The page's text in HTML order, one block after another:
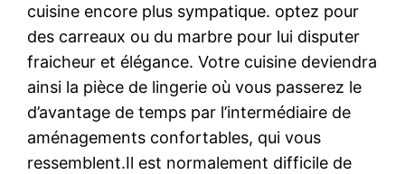
cuisine encore plus sympatique. optez pour
des carreaux ou du marbre pour lui disputer
fraicheur et élégance. Votre cuisine deviendra
ainsi la pièce de lingerie où vous passerez le
d’avantage de temps par l’intermédiaire de
aménagements confortables, qui vous
ressemblent.Il est normalement difficile de